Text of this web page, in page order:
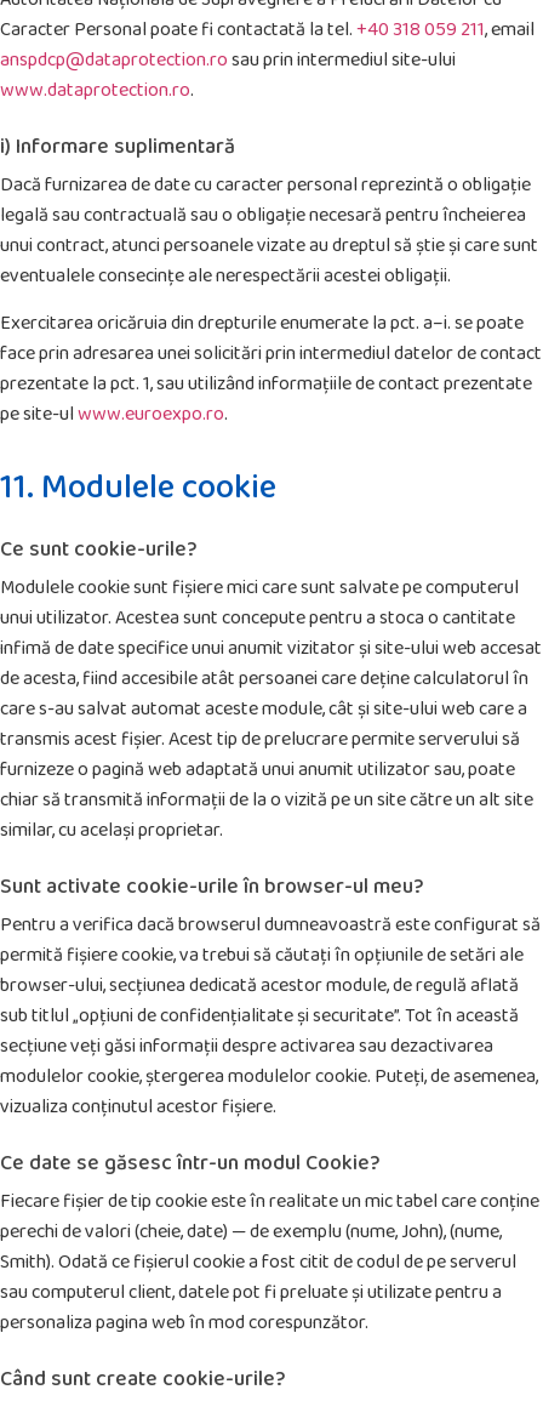
Caracter Personal poate fi contactată la tel.+40 318 059 211, email
anspdcp@dataprotection.rosau prin intermediul site-ului
www.dataprotection.ro.
i) Informare suplimentară
Dacă furnizarea de date cu caracter personal reprezintă o obligație
legală sau contractuală sau o obligație necesară pentru încheierea
unui contract, atunci persoanele vizate au dreptul să știe și care sunt
eventualele consecințe ale nerespectării acestei obligații.
Exercitarea oricăruia din drepturile enumerate la pct. a–i. se poate
face prin adresarea unei solicitări prin intermediul datelor de contact
prezentate la pct. 1, sau utilizând informațiile de contact prezentate
pe site-ulwww.euroexpo.ro.
11. Modulele cookie
Ce sunt cookie-urile?
Modulele cookie sunt fișiere mici care sunt salvate pe computerul
unui utilizator. Acestea sunt concepute pentru a stoca o cantitate
infimă de date specifice unui anumit vizitator și site-ului web accesat
de acesta, fiind accesibile atât persoanei care deține calculatorul în
care s-au salvat automat aceste module, cât și site-ului web care a
transmis acest fișier. Acest tip de prelucrare permite serverului să
furnizeze o pagină web adaptată unui anumit utilizator sau, poate
chiar să transmită informații de la o vizită pe un site către un alt site
similar, cu același proprietar.
Sunt activate cookie-urile în browser-ul meu?
Pentru a verifica dacă browserul dumneavoastră este configurat să
permită fișiere cookie, va trebui să căutați în opțiunile de setări ale
browser-ului, secțiunea dedicată acestor module, de regulă aflată
sub titlul „opțiuni de confidențialitate și securitate”. Tot în această
secțiune veți găsi informații despre activarea sau dezactivarea
modulelor cookie, ștergerea modulelor cookie. Puteți, de asemenea,
vizualiza conținutul acestor fișiere.
Ce date se găsesc într-un modul Cookie?
Fiecare fișier de tip cookie este în realitate un mic tabel care conține
perechi de valori (cheie, date) — de exemplu (nume, John), (nume,
Smith). Odată ce fișierul cookie a fost citit de codul de pe serverul
sau computerul client, datele pot fi preluate și utilizate pentru a
personaliza pagina web în mod corespunzător.
Când sunt create cookie-urile?